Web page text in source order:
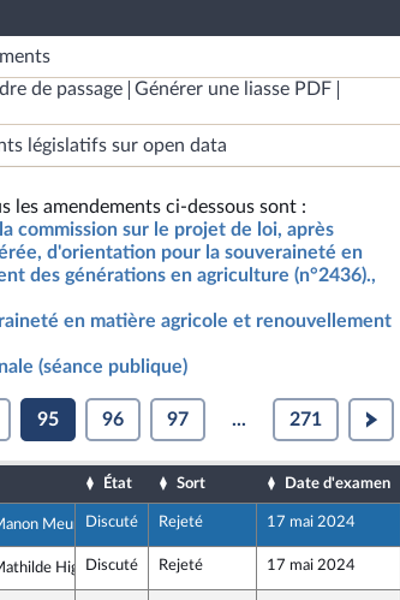
de passage
Générer une liasse PDF
législatifs sur open data
les amendements ci-dessous sont :
commission sur le projet de loi, après
d'orientation pour la souveraineté en
des générations en agriculture (n°2436).,
en matière agricole et renouvellement
(séance publique)
95 96 97 ... 271
État Sort Date d'examen
insoumise - Nouvelle Union Populaire écologique et sociale
MeunierDiscuté Rejeté 17 mai 2024
insoumise - Nouvelle Union Populaire écologique et sociale
HignetDiscuté Rejeté 17 mai 2024